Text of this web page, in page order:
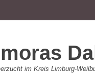
im Kreis Limburg-